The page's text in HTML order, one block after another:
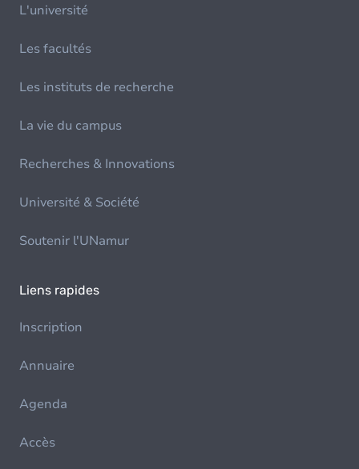
L'université
Les facultés
Les instituts de recherche
La vie du campus
Recherches & Innovations
Université & Société
Soutenir l'UNamur
Liens rapides
Inscription
Annuaire
Agenda
Accès